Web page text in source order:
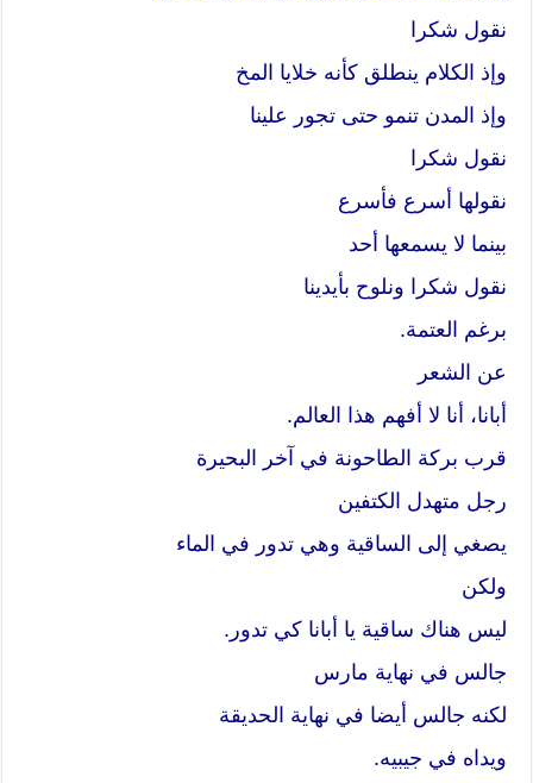
نقول شكرا
وإذ الكلام ينطلق كأنه خلايا المخ
وإذ المدن تنمو حتى تجور علينا
نقول شكرا
نقولها أسرع فأسرع
بينما لا يسمعها أحد
نقول شكرا ونلوح بأيدينا
برغم العتمة.
عن الشعر
أبانا، أنا لا أفهم هذا العالم.
قرب بركة الطاحونة في آخر البحيرة
رجل متهدل الكتفين
يصغي إلى الساقية وهي تدور في الماء
ولكن
ليس هناك ساقية يا أبانا كي تدور.
جالس في نهاية مارس
لكنه جالس أيضا في نهاية الحديقة
ويداه في جيبيه.